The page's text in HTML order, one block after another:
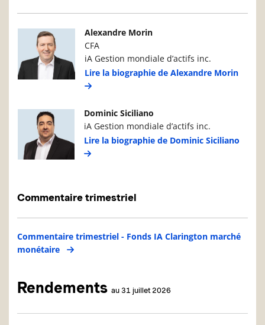
Photo du gestionnaire de portefeuille
Alexandre Morin
CFA
iA Gestion mondiale d’actifs inc.
Lire la biographie de Alexandre Morin
Photo du gestionnaire de portefeuille
Dominic Siciliano
iA Gestion mondiale d’actifs inc.
Lire la biographie de Dominic Siciliano
Commentaire trimestriel
Commentaire trimestriel - Fonds IA Clarington marché
monétaire
Rendements au 31 juillet 2026